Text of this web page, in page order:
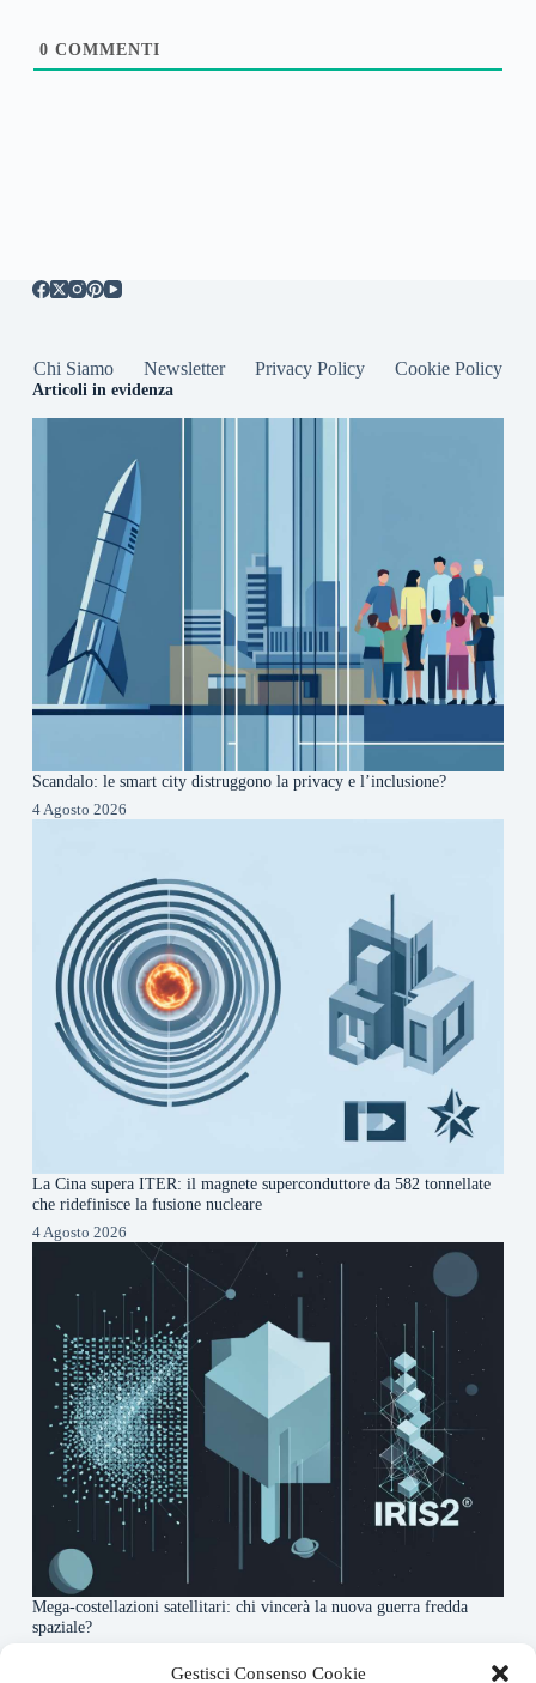
Gestisci Consenso Cookie
0 COMMENTI
Chi Siamo Newsletter Privacy Policy Cookie Policy
Articoli in evidenza
Scandalo: le smart city distruggono la privacy e l’inclusione?
4 Agosto 2026
La Cina supera ITER: il magnete superconduttore da 582 tonnellate
che ridefinisce la fusione nucleare
4 Agosto 2026
Mega-costellazioni satellitari: chi vincerà la nuova guerra fredda
spaziale?